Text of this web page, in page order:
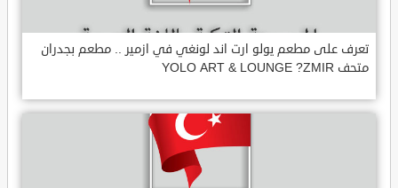
تعرف على مطعم يولو ارت اند لونغي في ازمير .. مطعم بجدران
متحف YOLO ART & LOUNGE ?ZMIR